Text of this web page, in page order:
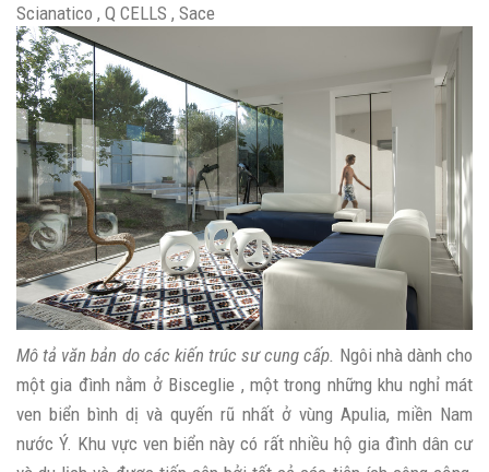
Scianatico , Q CELLS , Sace
Mô tả văn bản do các kiến ​​trúc sư cung cấp. Ngôi nhà dành cho
một gia đình nằm ở Bisceglie , một trong những khu nghỉ mát
ven biển bình dị và quyến rũ nhất ở vùng Apulia, miền Nam
nước Ý. Khu vực ven biển này có rất nhiều hộ gia đình dân cư